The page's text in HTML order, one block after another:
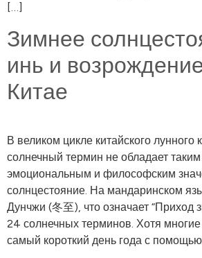
[…]
Зимнее
инь и
Китае
В великом цикле китайского лунного
солнечный термин не обладает
эмоциональным и философским
солнцестояние. На мандаринском
Дунчжи (冬至), что означает “Приход
24 солнечных терминов. Хотя
самый короткий день года с